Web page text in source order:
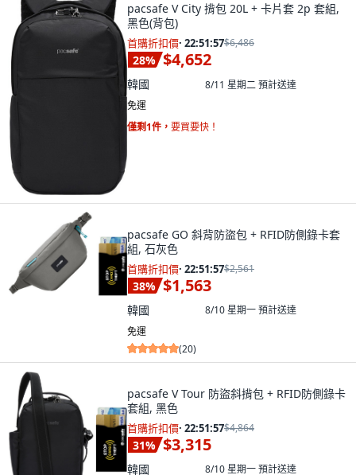
pacsafe V City 揹包 20L + 卡片套 2p 套組,
黑色(背包)
首購折扣價· 22:51:55$6,486
28% $4,652
韓國 8/11 星期二預計送達
免運
僅剩1件， 要買要快！
pacsafe GO 斜背防盜包 + RFID防側錄卡套
組, 石灰色
首購折扣價· 22:51:55$2,561
38% $1,563
韓國 8/10 星期一預計送達
免運
(20)
pacsafe V Tour 防盜斜揹包 + RFID防側錄卡
套組, 黑色
首購折扣價· 22:51:55$4,864
31% $3,315
韓國 8/10 星期一預計送達